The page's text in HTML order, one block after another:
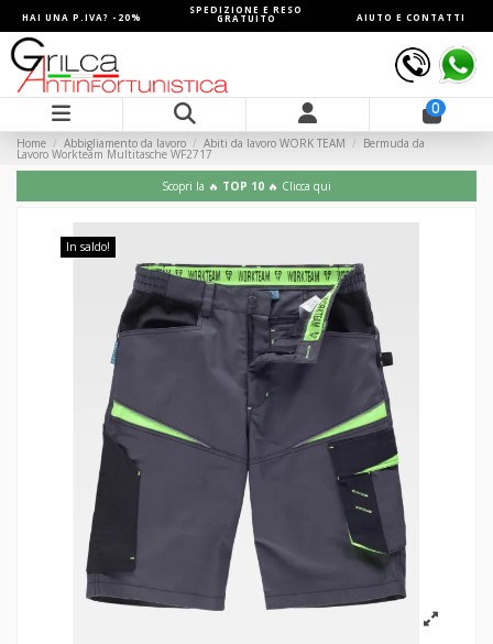
HAI UNA P.IVA? -20%
SPEDIZIONE E RESO
GRATUITO AIUTO E CONTATTI
0
Home Abbigliamento da lavoro Abiti da lavoro WORK TEAM Bermuda da
Lavoro Workteam Multitasche WF2717
Scopri la 🔥 TOP 10 🔥 Clicca qui
In saldo!